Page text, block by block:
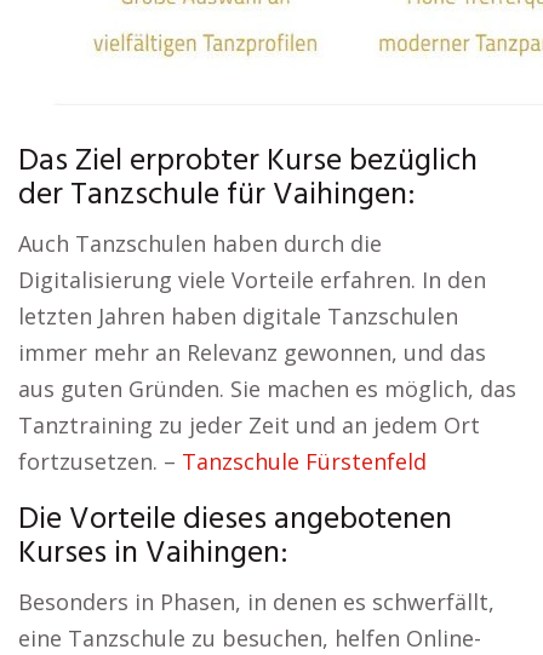
Das Ziel erprobter Kurse bezüglich
der Tanzschule für Vaihingen:
Auch Tanzschulen haben durch die
Digitalisierung viele Vorteile erfahren. In den
letzten Jahren haben digitale Tanzschulen
immer mehr an Relevanz gewonnen, und das
aus guten Gründen. Sie machen es möglich, das
Tanztraining zu jeder Zeit und an jedem Ort
fortzusetzen. – Tanzschule Fürstenfeld
Die Vorteile dieses angebotenen
Kurses in Vaihingen:
Besonders in Phasen, in denen es schwerfällt,
eine Tanzschule zu besuchen, helfen Online-